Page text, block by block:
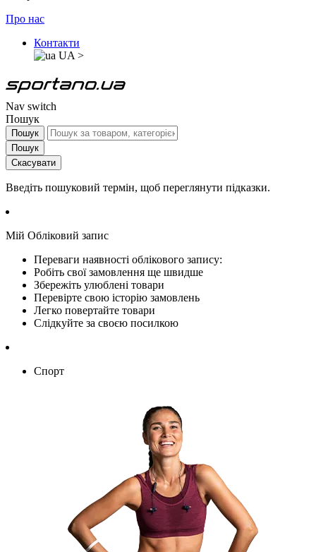
Про нас
Контакти
UA >
Nav switch
Пошук
Пошук
Пошук
Скасувати
Введіть пошуковий термін, щоб переглянути підказки.
Мій Обліковий запис
Переваги наявності облікового запису:
Робіть свої замовлення ще швидше
Збережіть улюблені товари
Перевірте свою історію замовлень
Легко повертайте товари
Слідкуйте за своєю посилкою
Спорт